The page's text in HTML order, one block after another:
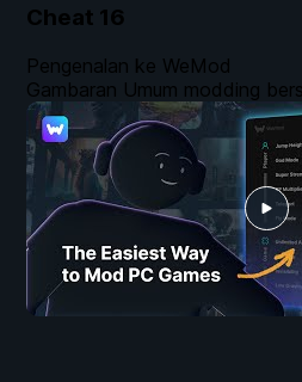
Cheat 16
Pengenalan ke WeMod
Gambaran Umum modding